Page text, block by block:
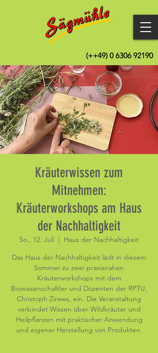
(++49) 0 6306 92190
Kräuterwissen zum
Mitnehmen:
Kräuterworkshops am Haus
der Nachhaltigkeit
So., 12. Juli
  |
Haus der Nachhaltigkeit
Das Haus der Nachhaltigkeit lädt in diesem
Sommer zu zwei praxisnahen
Kräuterworkshops mit dem
Biowissenschaftler und Dozenten der RPTU,
Christoph Zirwes, ein. Die Veranstaltung
verbindet Wissen über Wildkräuter und
Heilpflanzen mit praktischer Anwendung
und eigener Herstellung von Produkten.